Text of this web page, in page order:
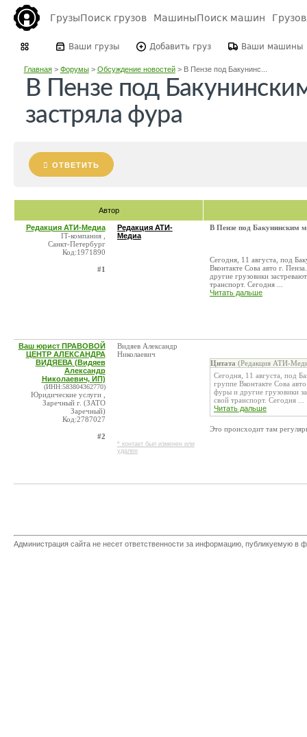
ГрузыПоиск грузов МашиныПоиск машин
Ваши грузы Добавить груз Ваши машины
Главная> Форумы> Обсуждение новостей> В Пензе под Бакунинс...
В Пензе под
застряла фура
ОТВЕТИТЬ
Автор
Редакция АТИ-Медиа
IT-компания ,
Санкт-Петербург
Код:1971890
#1
Редакция АТИ-
Медиа
В Пензе под Бакунинским
Сегодня, 11 августа, под
Вконтакте Сова авто г.
другие грузовики
транспорт. Сегодня ...
Читать дальше
Ваш юрист ПРАВОВОЙ
ЦЕНТР АЛЕКСАНДРА
ВИДЯЕВА (Видяев
Александр
Николаевич, ИП)
(ИНН:583804362770)
Юридические услуги ,
Заречный г. (ЗАТО
Заречный)
Код:2787027
#2
Видяев Александр
Николаевич
* контакт был изменен или
удален
Цитата (Редакция АТИ-
Сегодня, 11 августа, под
группе Вконтакте Сова
фуры и другие грузовики
свой транспорт. Сегодня ...
Читать дальше
Это происходит там
Администрация сайта не несет ответственности за информацию, публикуемую